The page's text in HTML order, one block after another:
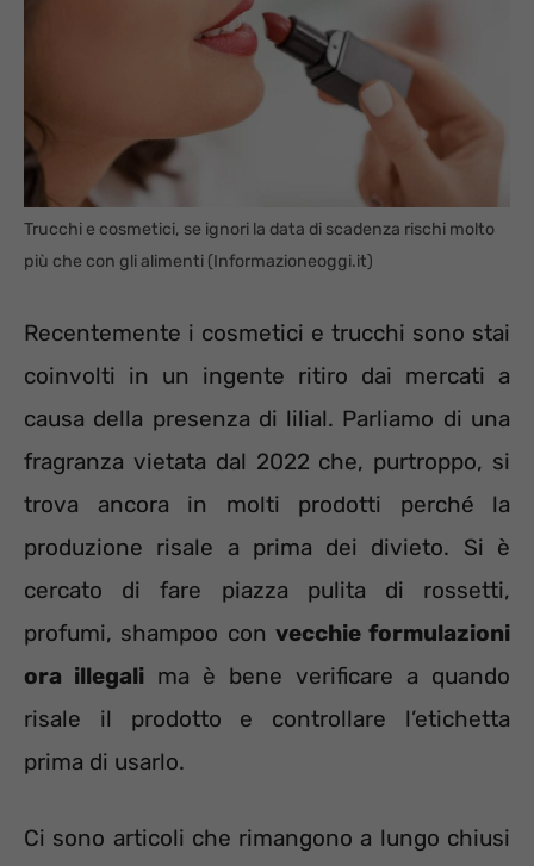
Trucchi e cosmetici, se ignori la data di scadenza rischi molto
più che con gli alimenti (Informazioneoggi.it)
Recentemente i cosmetici e trucchi sono stai
coinvolti in un ingente ritiro dai mercati a
causa della presenza di lilial. Parliamo di una
fragranza vietata dal 2022 che, purtroppo, si
trova ancora in molti prodotti perché la
produzione risale a prima dei divieto. Si è
cercato di fare piazza pulita di rossetti,
profumi, shampoo con vecchie formulazioni
ora illegali ma è bene verificare a quando
risale il prodotto e controllare l’etichetta
prima di usarlo.
Ci sono articoli che rimangono a lungo chiusi